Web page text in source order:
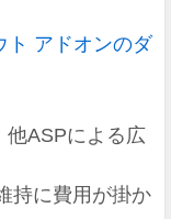
ト アドオンのダ
他ASPによる広
持に費用が掛か